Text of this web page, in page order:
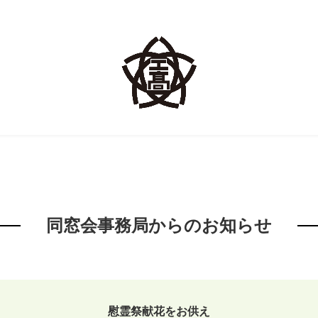
同窓会事務局からのお知らせ
慰霊祭献花をお供え